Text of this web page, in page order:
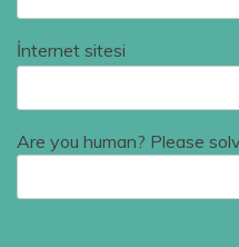
İnternet sitesi
Are you human? Please